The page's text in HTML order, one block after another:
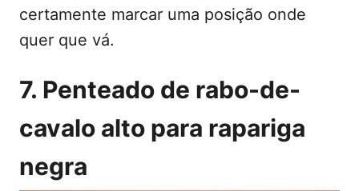
certamente marcar uma posição onde
quer que vá.
7. Penteado de rabo-de-
cavalo alto para rapariga
negra